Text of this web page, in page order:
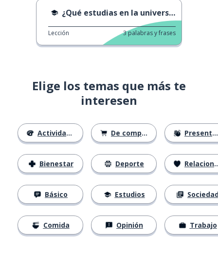
¿Qué estudias en la universidad?
Lección 3palabras y frases
Elige los temas que más te
interesen
Actividades
Bienestar
Básico
Comida
De compras
Deporte
Estudios
Opinión
Presentación
Relaciones
Trabajo